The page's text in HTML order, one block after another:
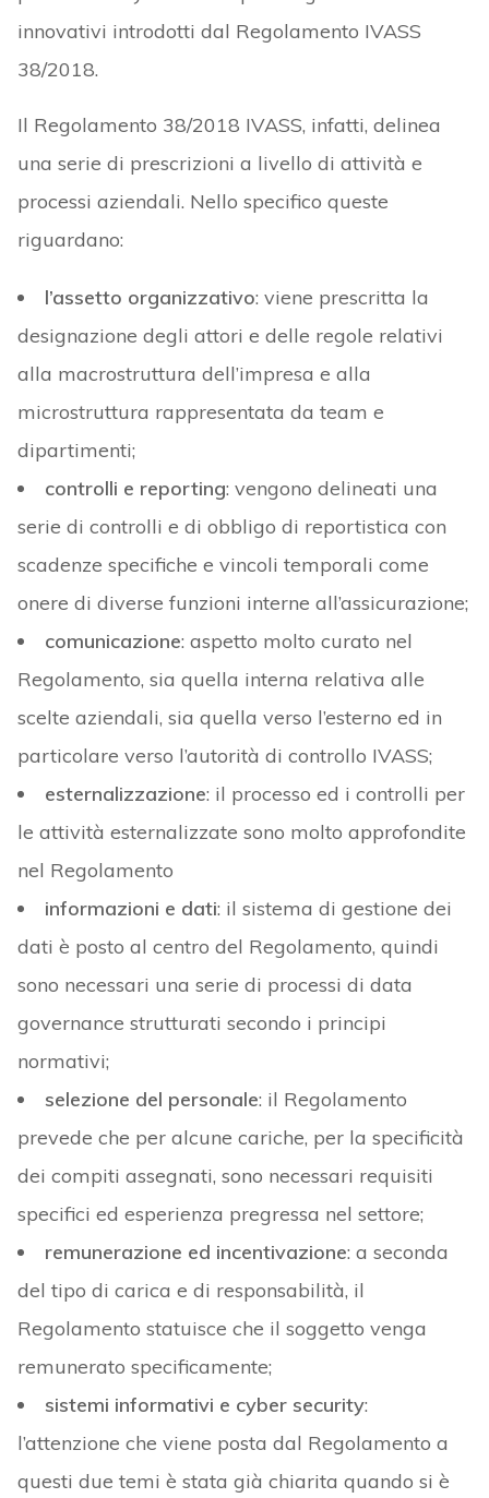
innovativi introdotti dal Regolamento IVASS
38/2018.
Il Regolamento 38/2018 IVASS, infatti, delinea
una serie di prescrizioni a livello di attività e
processi aziendali. Nello specifico queste
riguardano:
l’assetto organizzativo: viene prescritta la
designazione degli attori e delle regole relativi
alla macrostruttura dell’impresa e alla
microstruttura rappresentata da team e
dipartimenti;
controlli e reporting: vengono delineati una
serie di controlli e di obbligo di reportistica con
scadenze specifiche e vincoli temporali come
onere di diverse funzioni interne all’assicurazione;
comunicazione: aspetto molto curato nel
Regolamento, sia quella interna relativa alle
scelte aziendali, sia quella verso l’esterno ed in
particolare verso l’autorità di controllo IVASS;
esternalizzazione: il processo ed i controlli per
le attività esternalizzate sono molto approfondite
nel Regolamento
informazioni e dati: il sistema di gestione dei
dati è posto al centro del Regolamento, quindi
sono necessari una serie di processi di data
governance strutturati secondo i principi
normativi;
selezione del personale: il Regolamento
prevede che per alcune cariche, per la specificità
dei compiti assegnati, sono necessari requisiti
specifici ed esperienza pregressa nel settore;
remunerazione ed incentivazione: a seconda
del tipo di carica e di responsabilità, il
Regolamento statuisce che il soggetto venga
remunerato specificamente;
sistemi informativi e cyber security:
l’attenzione che viene posta dal Regolamento a
questi due temi è stata già chiarita quando si è